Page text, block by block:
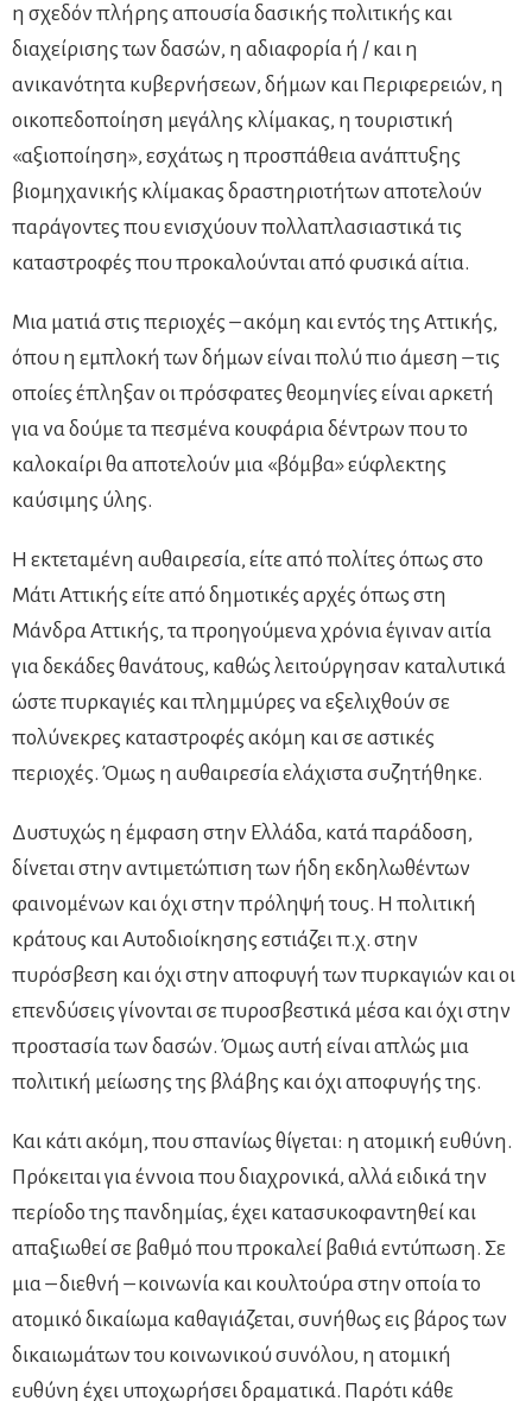
η σχεδόν πλήρης απουσία δασικής πολιτικής και
διαχείρισης των δασών, η αδιαφορία ή / και η
ανικανότητα κυβερνήσεων, δήμων και Περιφερειών, η
οικοπεδοποίηση μεγάλης κλίμακας, η τουριστική
«αξιοποίηση», εσχάτως η προσπάθεια ανάπτυξης
βιομηχανικής κλίμακας δραστηριοτήτων αποτελούν
παράγοντες που ενισχύουν πολλαπλασιαστικά τις
καταστροφές που προκαλούνται από φυσικά αίτια.
Μια ματιά στις περιοχές – ακόμη και εντός της Αττικής,
όπου η εμπλοκή των δήμων είναι πολύ πιο άμεση – τις
οποίες έπληξαν οι πρόσφατες θεομηνίες είναι αρκετή
για να δούμε τα πεσμένα κουφάρια δέντρων που το
καλοκαίρι θα αποτελούν μια «βόμβα» εύφλεκτης
καύσιμης ύλης.
Η εκτεταμένη αυθαιρεσία, είτε από πολίτες όπως στο
Μάτι Αττικής είτε από δημοτικές αρχές όπως στη
Μάνδρα Αττικής, τα προηγούμενα χρόνια έγιναν αιτία
για δεκάδες θανάτους, καθώς λειτούργησαν καταλυτικά
ώστε πυρκαγιές και πλημμύρες να εξελιχθούν σε
πολύνεκρες καταστροφές ακόμη και σε αστικές
περιοχές. Όμως η αυθαιρεσία ελάχιστα συζητήθηκε.
Δυστυχώς η έμφαση στην Ελλάδα, κατά παράδοση,
δίνεται στην αντιμετώπιση των ήδη εκδηλωθέντων
φαινομένων και όχι στην πρόληψή τους. Η πολιτική
κράτους και Αυτοδιοίκησης εστιάζει π.χ. στην
πυρόσβεση και όχι στην αποφυγή των πυρκαγιών και οι
επενδύσεις γίνονται σε πυροσβεστικά μέσα και όχι στην
προστασία των δασών. Όμως αυτή είναι απλώς μια
πολιτική μείωσης της βλάβης και όχι αποφυγής της.
Και κάτι ακόμη, που σπανίως θίγεται: η ατομική ευθύνη.
Πρόκειται για έννοια που διαχρονικά, αλλά ειδικά την
περίοδο της πανδημίας, έχει κατασυκοφαντηθεί και
απαξιωθεί σε βαθμό που προκαλεί βαθιά εντύπωση. Σε
μια – διεθνή – κοινωνία και κουλτούρα στην οποία το
ατομικό δικαίωμα καθαγιάζεται, συνήθως εις βάρος των
δικαιωμάτων του κοινωνικού συνόλου, η ατομική
ευθύνη έχει υποχωρήσει δραματικά. Παρότι κάθε